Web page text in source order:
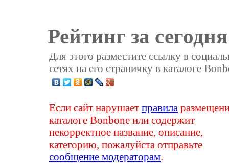
Рейтинг за
Для этого разместите ссылку в
сетях на его страничку в каталоге
Если сайт нарушаетправила
каталоге Bonbone или содержит
некорректное название, описание,
категорию, пожалуйста отправьте
сообщение модераторам